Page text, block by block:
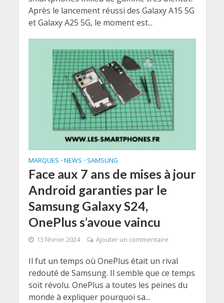
Après le lancement réussi des Galaxy A15 5G
et Galaxy A25 5G, le moment est...
MARQUES • NEWS • SAMSUNG
Face aux 7 ans de mises à jour
Android garanties par le
Samsung Galaxy S24,
OnePlus s’avoue vaincu
13 février 2024 Ajouter un commentaire
Il fut un temps où OnePlus était un rival
redouté de Samsung. Il semble que ce temps
soit révolu. OnePlus a toutes les peines du
monde à expliquer pourquoi sa...